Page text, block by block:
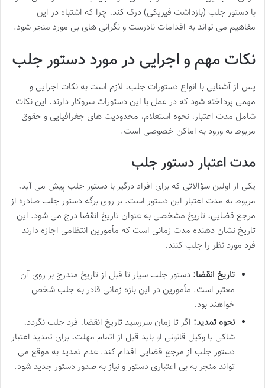
با دستور جلب (بازداشت فیزیکی) درک کند، چرا که اشتباه در این
مفاهیم می تواند به اقدامات نادرست و نگرانی های بی مورد منجر شود.
نکات مهم و اجرایی در مورد دستور جلب
پس از آشنایی با انواع دستورات جلب، لازم است به نکات اجرایی و
مهمی پرداخته شود که در عمل با این دستورات سروکار دارند. این نکات
شامل مدت اعتبار، نحوه استعلام، محدودیت های جغرافیایی و حقوق
مربوط به ورود به اماکن خصوصی است.
مدت اعتبار دستور جلب
یکی از اولین سؤالاتی که برای افراد درگیر با دستور جلب پیش می آید،
مربوط به مدت اعتبار این دستور است. بر روی برگه دستور جلب صادره از
مرجع قضایی، تاریخ مشخصی به عنوان تاریخ انقضا درج می شود. این
تاریخ نشان دهنده مدت زمانی است که مأمورین انتظامی اجازه دارند
فرد مورد نظر را جلب کنند.
تاریخ انقضا: دستور جلب سیار تا قبل از تاریخ مندرج بر روی آن
معتبر است. مأمورین در این بازه زمانی قادر به جلب شخص
خواهند بود.
نحوه تمدید: اگر تا زمان سررسید تاریخ انقضا، فرد جلب نگردد،
شاکی یا وکیل قانونی او باید قبل از اتمام مهلت، برای تمدید اعتبار
دستور جلب از مرجع قضایی اقدام کند. عدم تمدید به موقع می
تواند منجر به بی اعتباری دستور و نیاز به صدور دستور جدید شود.